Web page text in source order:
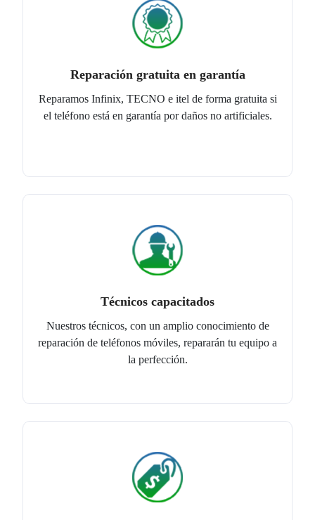
Reparación gratuita en garantía
Reparamos Infinix, TECNO e itel de forma gratuita si
el teléfono está en garantía por daños no artificiales.
Técnicos capacitados
Nuestros técnicos, con un amplio conocimiento de
reparación de teléfonos móviles, repararán tu equipo a
la perfección.